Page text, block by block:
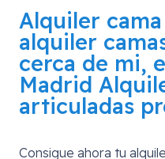
Alquiler
alquiler
cerca de mi,
Madrid
articuladas
Consigue ahora tu